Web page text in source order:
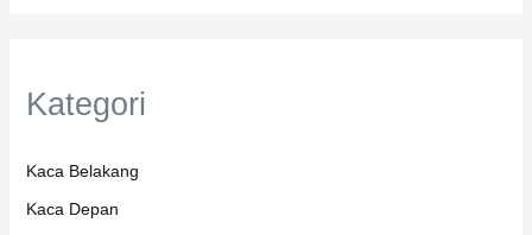
Kategori
Kaca Belakang
Kaca Depan